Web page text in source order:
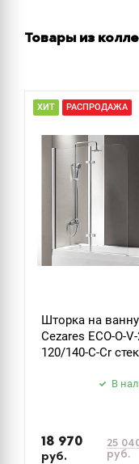
Товары из
ХИТ РАСПРОДАЖА
Шторка на ванну
Cezares ECO-O-
120/140-C-Cr
В
18 970
руб.
25
руб.